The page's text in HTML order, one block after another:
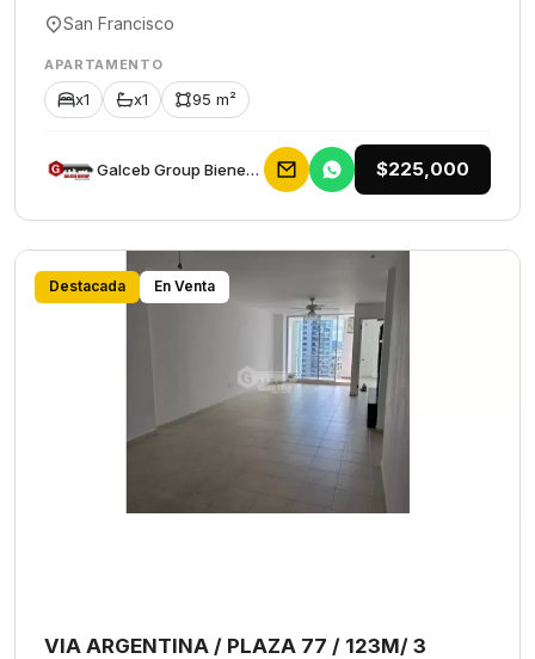
San Francisco
APARTAMENTO
x1 x1 95 m²
Galceb Group Bienes Raices $225,000
Destacada En Venta
VIA ARGENTINA / PLAZA 77 / 123M/ 3